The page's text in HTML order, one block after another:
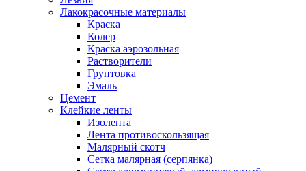
Лакокрасочные материалы
Краска
Колер
Краска аэрозольная
Растворители
Грунтовка
Эмаль
Цемент
Клейкие ленты
Изолента
Лента противоскользящая
Малярный скотч
Сетка малярная (серпянка)